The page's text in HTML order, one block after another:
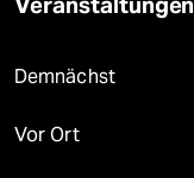
Demnächst
Vor Ort